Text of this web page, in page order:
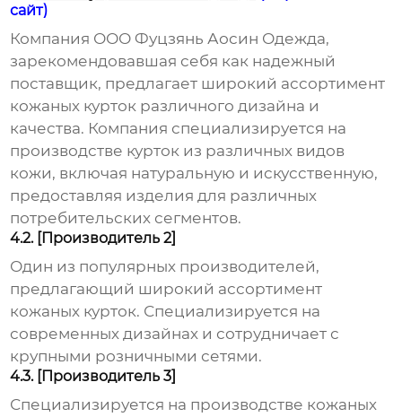
сайт)
Компания ООО Фуцзянь Аосин Одежда,
зарекомендовавшая себя как надежный
поставщик, предлагает широкий ассортимент
кожаных курток различного дизайна и
качества. Компания специализируется на
производстве курток из различных видов
кожи, включая натуральную и искусственную,
предоставляя изделия для различных
потребительских сегментов.
4.2. [Производитель 2]
Один из популярных производителей,
предлагающий широкий ассортимент
кожаных курток. Специализируется на
современных дизайнах и сотрудничает с
крупными розничными сетями.
4.3. [Производитель 3]
Специализируется на производстве кожаных